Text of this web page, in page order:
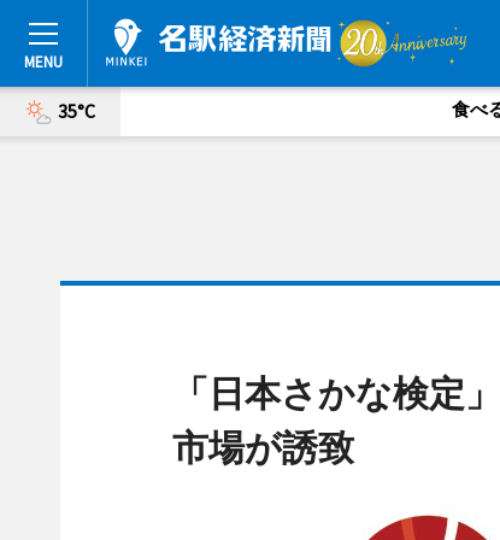
35°C 食べ
「日本さかな検定
市場が誘致